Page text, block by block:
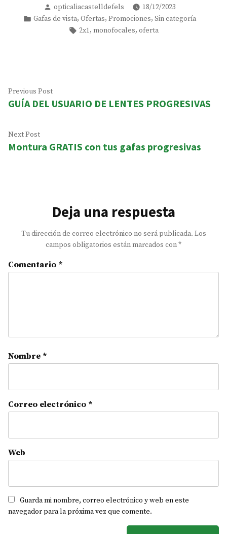
Posted
by
opticaliacastelldefels
18/12/2023
Posted
Gafas de vista, Ofertas, Promociones, Sin categoría
Tags:
2x1, monofocales, oferta
Navegación
de
Previous PostPrevious
post:
GUÍA DEL USUARIO DE LENTES PROGRESIVAS
Next PostNext
post:
Montura GRATIS con tus gafas progresivas
Deja una respuesta
Tu dirección de correo electrónico no será publicada. Los
campos obligatorios están marcados con*
Comentario *
Nombre *
Correo electrónico *
Web
Guarda mi nombre, correo electrónico y web en este
navegador para la próxima vez que comente.